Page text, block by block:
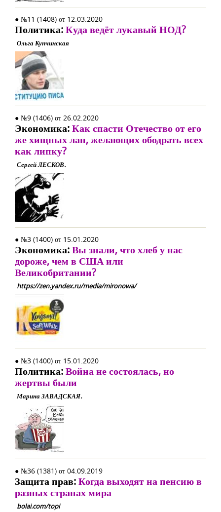
● №11 (1408) от 12.03.2020
Политика:Куда ведёт лукавый НОД?
Ольга Купчинская
● №9 (1406) от 26.02.2020
Экономика:Как спасти Отечество от его
же хищных лап, желающих ободрать всех
как липку?
Сергей ЛЕСКОВ.
● №3 (1400) от 15.01.2020
Экономика:Вы знали, что хлеб у нас
дороже, чем в США или
Великобритании?
https://zen.yandex.ru/media/mironowa/
● №3 (1400) от 15.01.2020
Политика:Война не состоялась, но
жертвы были
Марина ЗАВАДСКАЯ.
● №36 (1381) от 04.09.2019
Защита прав:Когда выходят на пенсию в
разных странах мира
bolai.com/topi